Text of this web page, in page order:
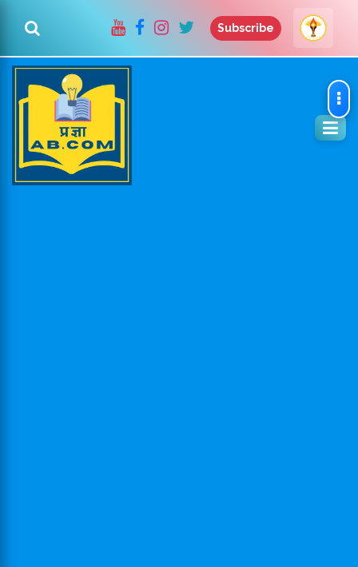
Subscribe